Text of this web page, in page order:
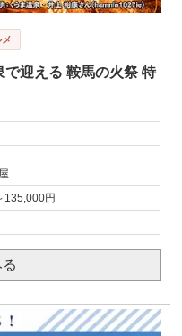
で迎える 鞍馬の火祭 特
135,000円